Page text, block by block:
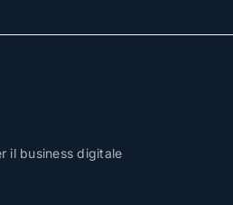
il business digitale